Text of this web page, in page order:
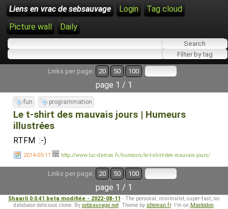
Liens en vrac de sebsauvage Login
Tag cloud
Picture wall
Daily
Links per page: 20 50 100
page 1 / 1
fun programmation
Le t-shirt des mauvais jours | Humeurs
illustrées
RTFM :-)
2014-05-11 http://www.luc-damas.fr/humeurs/le-t-shirt-des-mauvais-jours/
Links per page: 20 50 100
page 1 / 1
Shaarli 0.0.41 beta modifiée - 2022-08-11 - The personal, minimalist, super-fast, no-
database delicious clone. By sebsauvage.net. Theme by idleman.fr. I'm on Mastodon.